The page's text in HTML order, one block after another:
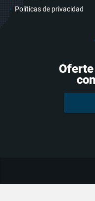
Políticas de privacidad